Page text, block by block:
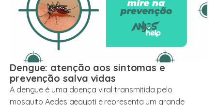
Dengue: atenção aos sintomas e
prevenção salva vidas
A dengue é uma doença viral transmitida pelo
mosquito Aedes aegypti e representa um grande